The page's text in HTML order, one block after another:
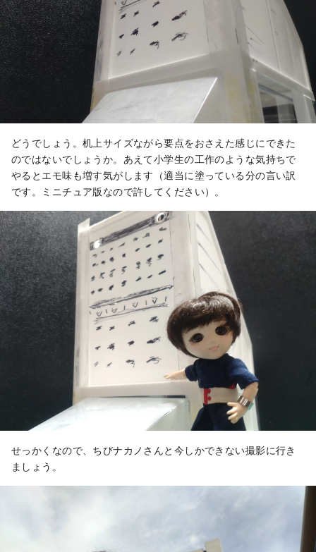
どうでしょう。机上サイズながら要点をおさえた感じにできた
のではないでしょうか。あえて小学生の工作のような気持ちで
やるとエモ味も増す気がします（適当に塗っている分の言い訳
です。ミニチュア版なので許してください）。
せっかくなので、ちびナカノさんと今しかできない撮影に行き
ましょう。